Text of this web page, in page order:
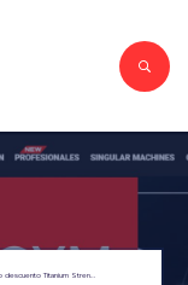
Código descuento Titanium Strength | Cupón TUPROPIOGYM activo